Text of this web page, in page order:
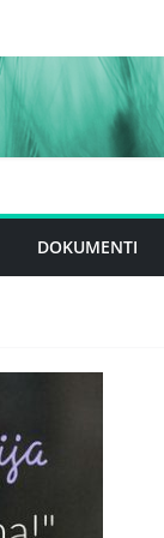
DOKUMENTI